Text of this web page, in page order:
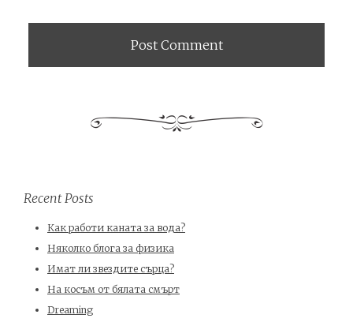
Recent Posts
Как работи каната за вода?
Няколко блога за физика
Имат ли звездите сърца?
На косъм от бялата смърт
Dreaming